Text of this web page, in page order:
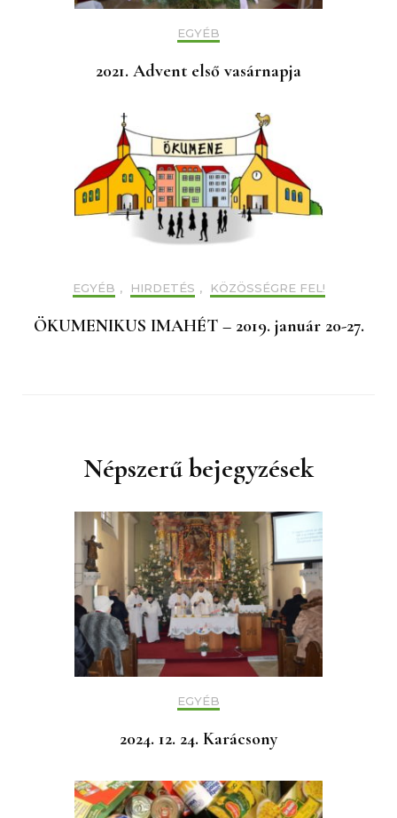
EGYÉB
2021. Advent első vasárnapja
EGYÉB , HIRDETÉS , KÖZÖSSÉGRE FEL!
ÖKUMENIKUS IMAHÉT – 2019. január 20-27.
Népszerű bejegyzések
EGYÉB
2024. 12. 24. Karácsony